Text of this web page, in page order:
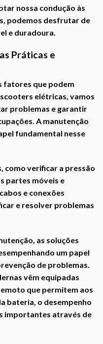
nossa condução às
podemos desfrutar de
e duradoura.
Práticas e
fatores que podem
elétricas, vamos
problemas e garantir
A manutenção
fundamental nesse
como verificar a pressão
partes móveis e
e conexões
e resolver problemas
as soluções
um papel
de problemas.
vêm equipadas
que permitem aos
bateria, o desempenho
importantes através de